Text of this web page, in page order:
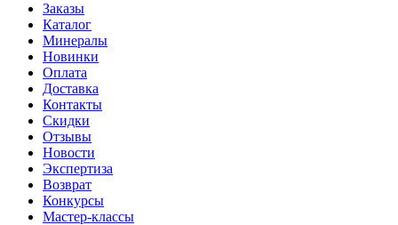
Заказы
Каталог
Минералы
Новинки
Оплата
Доставка
Контакты
Скидки
Отзывы
Новости
Экспертиза
Возврат
Конкурсы
Мастер-классы